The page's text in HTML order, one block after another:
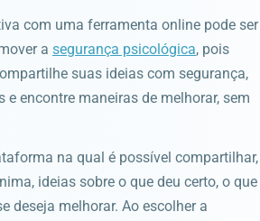
com uma ferramenta online pode ser
a segurança psicológica, pois
suas ideias com segurança,
e encontre maneiras de melhorar, sem
na qual é possível compartilhar,
ideias sobre o que deu certo, o que
deseja melhorar. Ao escolher a